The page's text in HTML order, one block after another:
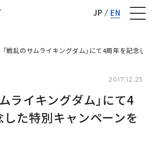
JP EN
「戦乱のサムライキングダム」にて4周年を記念し
2017.12.25
ライキングダム」にて4
た特別キャンペーンを